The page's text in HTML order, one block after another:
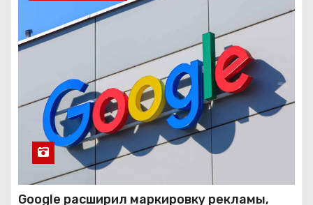
Google расширил маркировку рекламы,